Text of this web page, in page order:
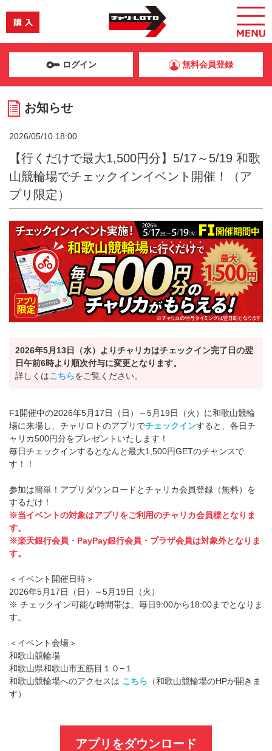
ログイン 無料会員登録
お知らせ
2026/05/10 18:00
【行くだけで最大1,500円分】5/17～5/19 和歌
山競輪場でチェックインイベント開催！（ア
プリ限定）
2026年5月13日（水）よりチャリカはチェックイン完了日の翌
日午前6時より順次付与に変更となります。
詳しくはこちらをご覧ください。
F1開催中の2026年5月17日（日）～5月19日（火）に和歌山競輪
場に来場し、チャリロトのアプリでチェックインすると、各日チ
ャリカ500円分をプレゼントいたします！
毎日チェックインするとなんと最大1,500円GETのチャンスで
す！！
参加は簡単！アプリダウンロードとチャリカ会員登録（無料）を
するだけ！
※当イベントの対象はアプリをご利用のチャリカ会員様となりま
す。
※楽天銀行会員・PayPay銀行会員・プラザ会員は対象外となりま
す。
＜イベント開催日時＞
2026年5月17日（日）～5月19日（火）
※ チェックイン可能な時間帯は、毎日9:00から18:00までとなりま
す。
＜イベント会場＞
和歌山競輪場
和歌山県和歌山市五筋目１０−１
和歌山競輪場へのアクセスは こちら （和歌山競輪場のHPが開きま
す）
アプリをダウンロード